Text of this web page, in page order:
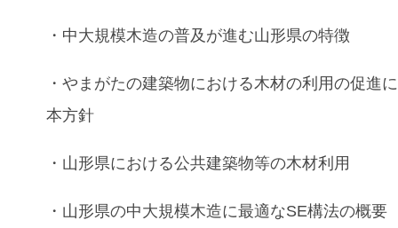
・ 中大規模木造の普及が進む山形県の特徴
・やまがたの建築物における木材の利用の促進
本方針
・ 山形県における公共建築物等の木材利用
・ 山形県の中大規模木造に最適なSE構法の概要